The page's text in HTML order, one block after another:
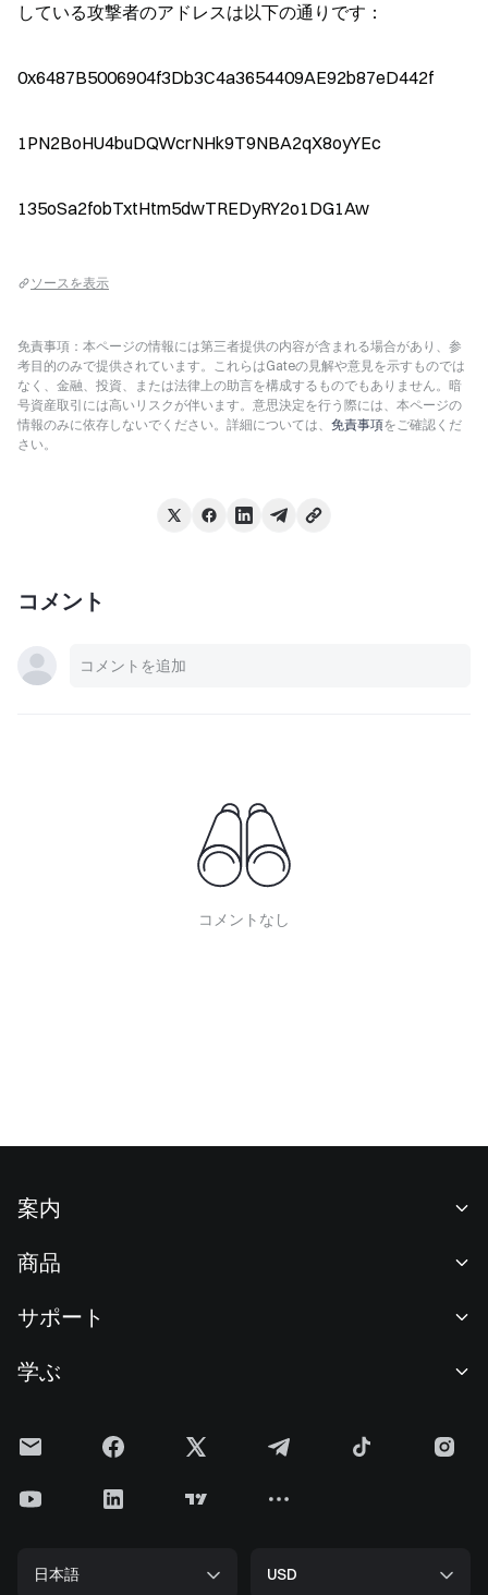
している攻撃者のアドレスは以下の通りです：
0x6487B5006904f3Db3C4a3654409AE92b87eD442f
1PN2BoHU4buDQWcrNHk9T9NBA2qX8oyYEc
135oSa2fobTxtHtm5dwTREDyRY2o1DG1Aw
ソースを表示
免責事項：本ページの情報には第三者提供の内容が含まれる場合があり、参
考目的のみで提供されています。これらはGateの見解や意見を示すものでは
なく、金融、投資、または法律上の助言を構成するものでもありません。暗
号資産取引には高いリスクが伴います。意思決定を行う際には、本ページの
情報のみに依存しないでください。詳細については、 免責事項をご確認くだ
さい。
コメント
コメントなし
案内
ニュースルーム
F1 Oracle Red Bull Racing 公式スポンサー
クッキーポリシー
準備金証明
商品
現物取引
投資センター
サポート
手数料
上場申請
学ぶ
Gateニュース
日本語 USD